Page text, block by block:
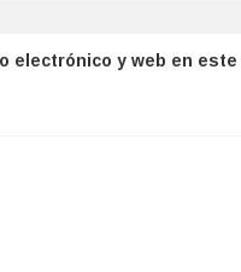
electrónico y web en